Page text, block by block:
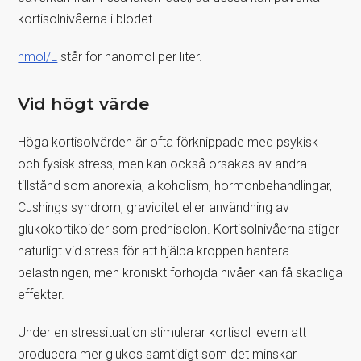
kortisolnivåerna i blodet.
nmol/L står för nanomol per liter.
Vid högt värde
Höga kortisolvärden är ofta förknippade med psykisk
och fysisk stress, men kan också orsakas av andra
tillstånd som anorexia, alkoholism, hormonbehandlingar,
Cushings syndrom, graviditet eller användning av
glukokortikoider som prednisolon. Kortisolnivåerna stiger
naturligt vid stress för att hjälpa kroppen hantera
belastningen, men kroniskt förhöjda nivåer kan få skadliga
effekter.
Under en stressituation stimulerar kortisol levern att
producera mer glukos samtidigt som det minskar